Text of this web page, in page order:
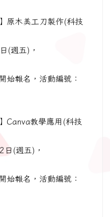
原木美工刀製作(科技
(週五)，
報名，活動編號：
Canva教學應用(科技
(週五)，
報名，活動編號：